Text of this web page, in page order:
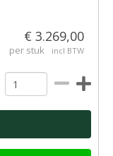
€ 3.269,00
per stuk incl BTW